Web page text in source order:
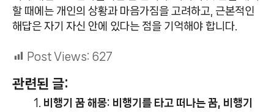
할 때에는 개인의 상황과 마음가짐을 고려하고, 근본적인
해답은 자기 자신 안에 있다는 점을 기억해야 합니다.
Post Views: 627
관련된 글:
비행기 꿈 해몽: 비행기를 타고 떠나는 꿈, 비행기